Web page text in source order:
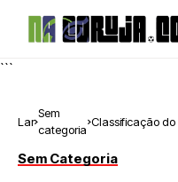
```
Lar
Sem
categoria
Classificação do
Sem Categoria